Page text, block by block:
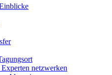
netzwerken